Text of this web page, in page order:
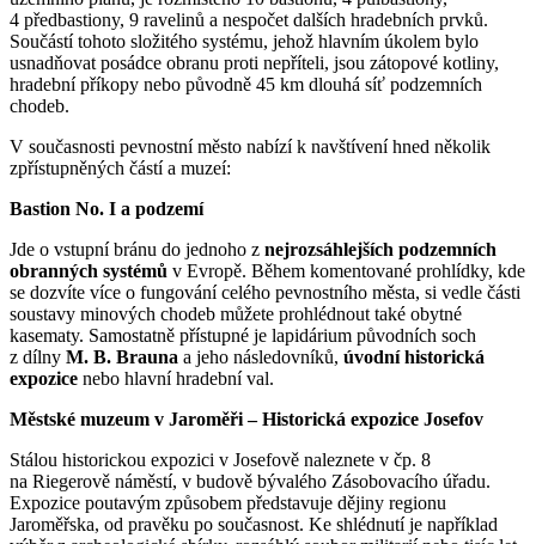
4 předbastiony, 9 ravelinů a nespočet dalších hradebních prvků.
Součástí tohoto složitého systému, jehož hlavním úkolem bylo
usnadňovat posádce obranu proti nepříteli, jsou zátopové kotliny,
hradební příkopy nebo původně 45 km dlouhá síť podzemních
chodeb.
V současnosti pevnostní město nabízí k navštívení hned několik
zpřístupněných částí a muzeí:
Bastion No. I a podzemí
Jde o vstupní bránu do jednoho z nejrozsáhlejších podzemních
obranných systémů v Evropě. Během komentované prohlídky, kde
se dozvíte více o fungování celého pevnostního města, si vedle části
soustavy minových chodeb můžete prohlédnout také obytné
kasematy. Samostatně přístupné je lapidárium původních soch
z dílny M. B. Brauna a jeho následovníků, úvodní historická
expozice nebo hlavní hradební val.
Městské muzeum v Jaroměři – Historická expozice Josefov
Stálou historickou expozici v Josefově naleznete v čp. 8
na Riegerově náměstí, v budově bývalého Zásobovacího úřadu.
Expozice poutavým způsobem představuje dějiny regionu
Jaroměřska, od pravěku po současnost. Ke shlédnutí je například